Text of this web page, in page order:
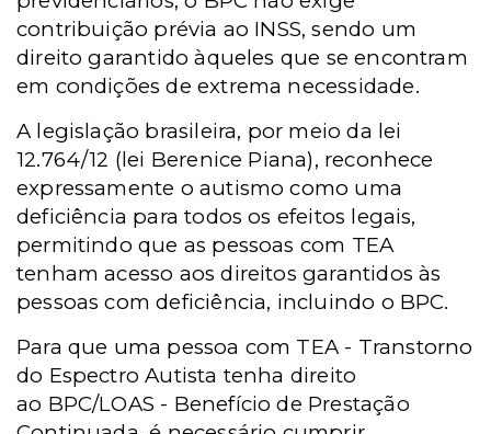
contribuição prévia ao INSS, sendo um
direito garantido àqueles que se encontram
em condições de extrema necessidade.
A legislação brasileira, por meio da lei
12.764/12 (lei Berenice Piana), reconhece
expressamente o autismo como uma
deficiência para todos os efeitos legais,
permitindo que as pessoas com TEA
tenham acesso aos direitos garantidos às
pessoas com deficiência, incluindo o BPC.
Para que uma pessoa com TEA - Transtorno
do Espectro Autista tenha direito
ao BPC/LOAS - Benefício de Prestação